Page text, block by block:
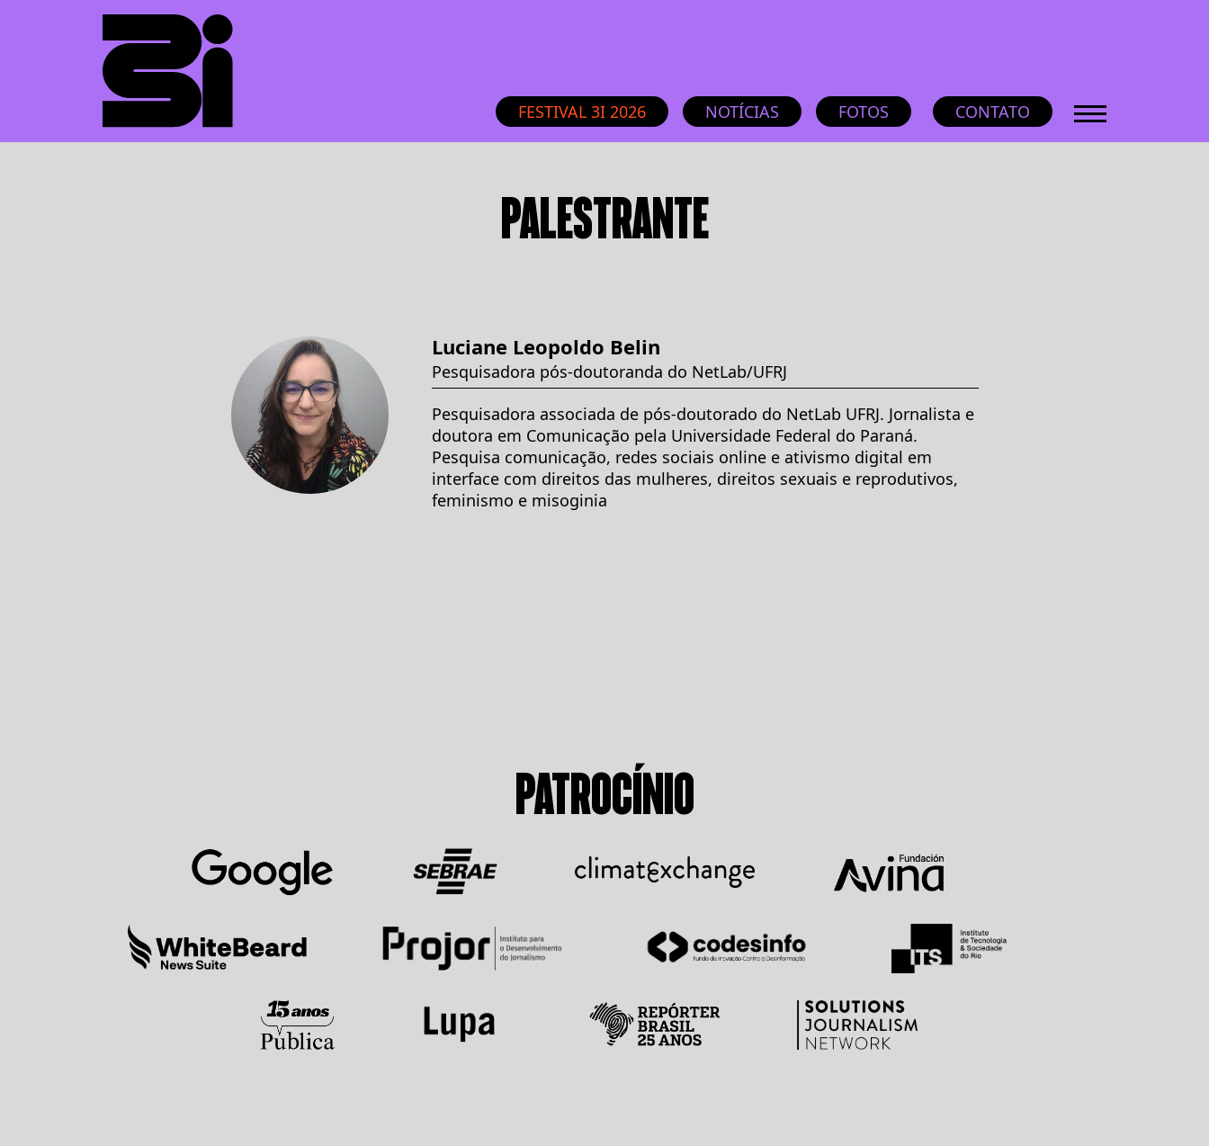
FESTIVAL 3I 2026 NOTÍCIAS FOTOS CONTATO
PALESTRANTE
Luciane Leopoldo Belin
Pesquisadora pós-doutoranda do NetLab/UFRJ
Pesquisadora associada de pós-doutorado do NetLab UFRJ. Jornalista e
doutora em Comunicação pela Universidade Federal do Paraná.
Pesquisa comunicação, redes sociais online e ativismo digital em
interface com direitos das mulheres, direitos sexuais e reprodutivos,
feminismo e misoginia
PATROCÍNIO